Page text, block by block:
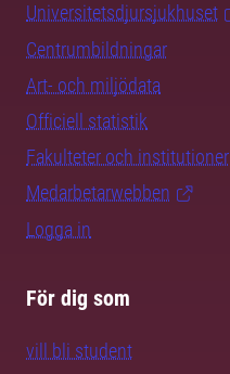
Universitetsdjursjukhuset
Centrumbildningar
Art- och miljödata
Officiell statistik
Fakulteter och institutioner
Medarbetarwebben
Logga in
För dig som
vill bli student